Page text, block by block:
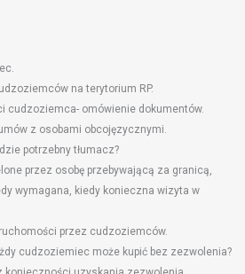
na terytorium RP.
cudzoziemca- omówienie dokumentów.
z osobami obcojęzycznymi.
potrzebny tłumacz?
przez osobę przebywającą za granicą,
wymagana, kiedy konieczna wizyta w
przez cudzoziemców.
cudzoziemiec może kupić bez zezwolenia?